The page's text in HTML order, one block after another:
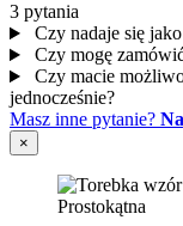
3 pytania
Czy nadaje się
Czy mogę
Czy macie
jednocześnie?
Masz inne pytanie?
×